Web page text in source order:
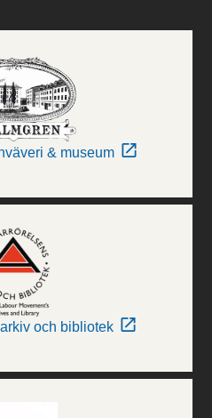
& museum
och bibliotek